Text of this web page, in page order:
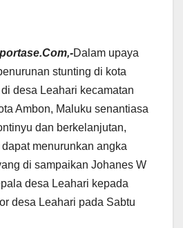
Dalam upaya
stunting di kota
desa Leahari kecamatan
Ambon, Maluku senantiasa
dan berkelanjutan,
menurunkan angka
di sampaikan Johanes W
desa Leahari kepada
desa Leahari pada Sabtu